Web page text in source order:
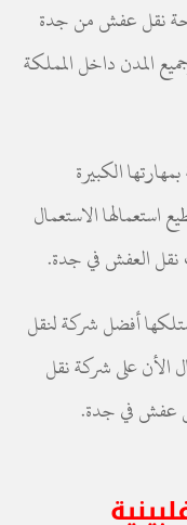
نقل عفش من جدة
المدن داخل المملكة
الكبيرة
الاستعمال
نقل العفش في جدة.
أفضل شركة لنقل
الأن على شركة نقل
عفش في جدة.